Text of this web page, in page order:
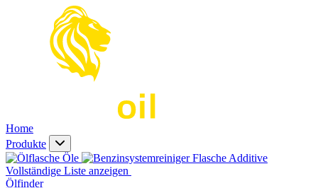
Home
Produkte
Öle
Additive
Vollständige Liste anzeigen
Ölfinder